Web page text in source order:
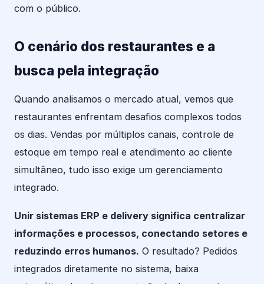
com o público.
O cenário dos restaurantes e a
busca pela integração
Quando analisamos o mercado atual, vemos que
restaurantes enfrentam desafios complexos todos
os dias. Vendas por múltiplos canais, controle de
estoque em tempo real e atendimento ao cliente
simultâneo, tudo isso exige um gerenciamento
integrado.
Unir sistemas ERP e delivery significa centralizar
informações e processos, conectando setores e
reduzindo erros humanos. O resultado? Pedidos
integrados diretamente no sistema, baixa